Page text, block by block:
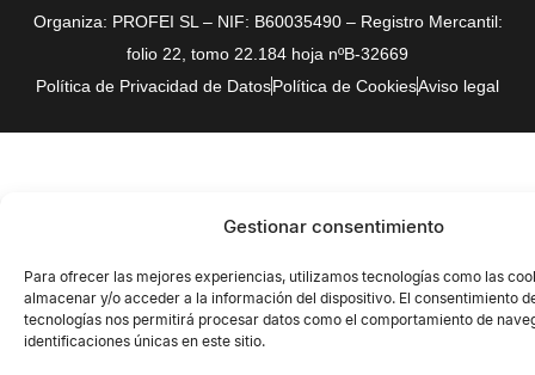
Gestionar consentimiento
Para ofrecer las mejores experiencias, utilizamos tecnologías como las
almacenar y/o acceder a la información del dispositivo. El consentimiento
tecnologías nos permitirá procesar datos como el comportamiento de
identificaciones únicas en este sitio.
Organiza: PROFEI SL – NIF: B60035490 – Registro Mercantil:
folio 22, tomo 22.184 hoja nºB-32669
Política de Privacidad de DatosPolítica de CookiesAviso legal